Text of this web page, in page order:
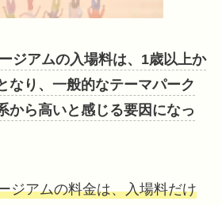
ジアムの入場料は、1歳以上か
なり、一般的なテーマパーク
から高いと感じる要因になっ
ジアムの料金は、入場料だけ